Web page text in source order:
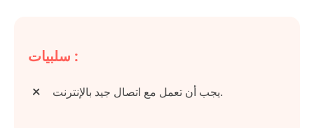
سلبيات :
يجب أن تعمل مع اتصال جيد بالإنترنت.